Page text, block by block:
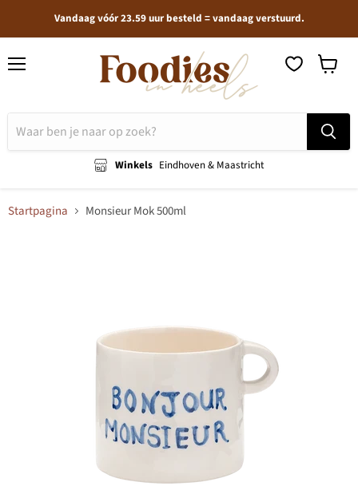
Vandaag vóór 23.59 uur besteld = vandaag verstuurd.
Winkels Eindhoven & Maastricht
Startpagina Monsieur Mok 500ml